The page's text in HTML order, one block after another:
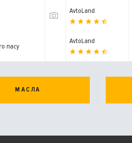
AvtoLand
пасу
AvtoLand
МАСЛА